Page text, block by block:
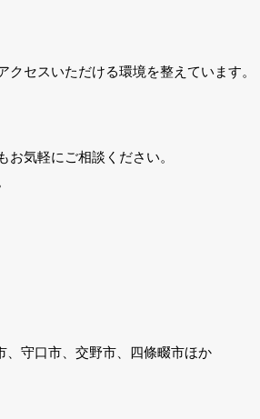
セスいただける環境を整えています。
気軽にご相談ください。
、守口市、交野市、四條畷市ほか